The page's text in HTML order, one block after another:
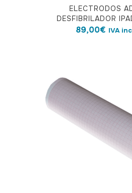
ELECTRODOS
DESFIBRILADOR
89,00€ IVA